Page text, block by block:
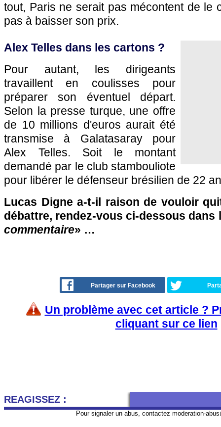
tout, Paris ne serait pas mécontent de le
pas à baisser son prix.
Alex Telles dans les cartons ?
Pour autant, les dirigeants
travaillent en coulisses pour
préparer son éventuel départ.
Selon la presse turque, une offre
de 10 millions d'euros aurait été
transmise à Galatasaray pour
Alex Telles. Soit le montant
demandé par le club stambouliote
pour libérer le défenseur brésilien de 22
Lucas Digne a-t-il raison de vouloir
débattre, rendez-vous ci-dessous dans
commentaire» …
Partager sur Facebook
Un problème avec cet article ?
cliquant sur ce lien
REAGISSEZ :
Pour signaler un abus, contactez moderation-